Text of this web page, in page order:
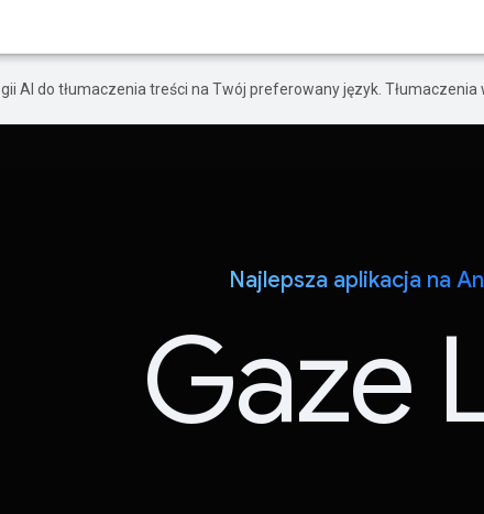
AI do tłumaczenia treści na Twój preferowany język.
Najlepsza aplikacja na
Gaze